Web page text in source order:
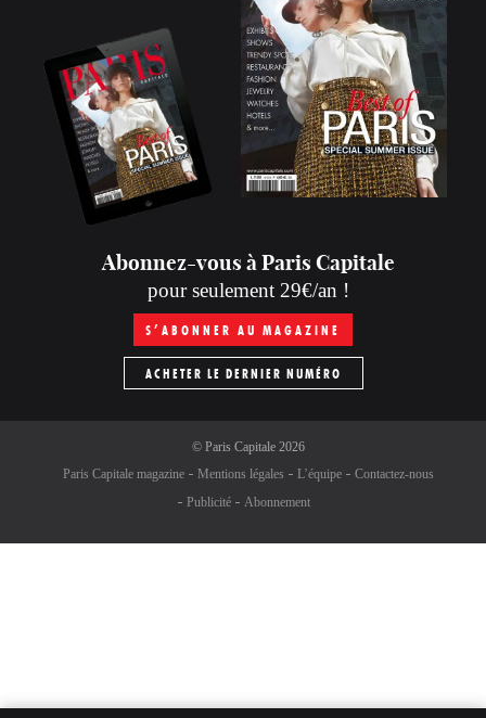
Abonnez-vous à Paris Capitale
pour seulement 29€/an !
S’ABONNER AU MAGAZINE
ACHETER LE DERNIER NUMÉRO
© Paris Capitale2026
Paris Capitale magazine
Mentions légales L’équipe
Contactez-nous
Publicité
Abonnement